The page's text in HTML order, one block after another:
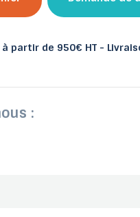
à partir de 950€ HT -
: